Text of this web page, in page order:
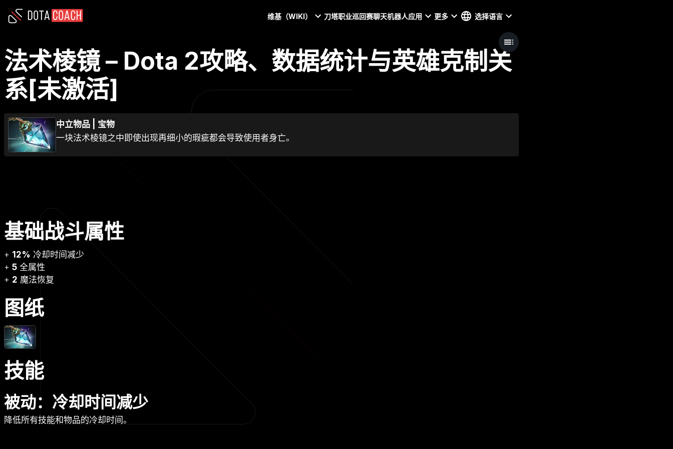
维基（WIKI） 刀塔职业巡回赛聊天机器人应用 更多 选择语言
法术棱镜 – Dota 2攻略、数据统计与英雄克制关
系[未激活]
中立物品
宝物
一块法术棱镜之中即使出现再细小的瑕疵都会导致使用者身亡。
基础战斗属性
+ 12% 冷却时间减少
+ 5 全属性
+ 2 魔法恢复
图纸
技能
被动：冷却时间减少
降低所有技能和物品的冷却时间。